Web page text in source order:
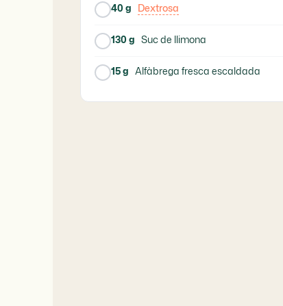
40 g Dextrosa
130 g Suc de llimona
15 g Alfàbrega fresca escaldada